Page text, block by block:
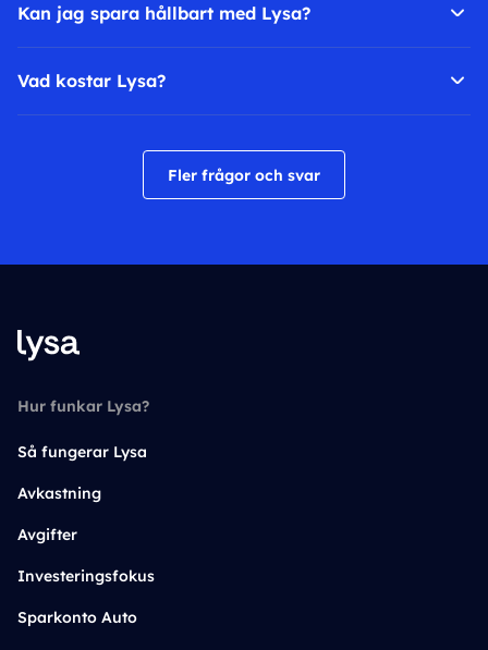
Kan jag spara hållbart med Lysa?
Vad kostar Lysa?
Fler frågor och svar
Hur funkar Lysa?
Så fungerar Lysa
Avkastning
Avgifter
Investeringsfokus
Sparkonto Auto